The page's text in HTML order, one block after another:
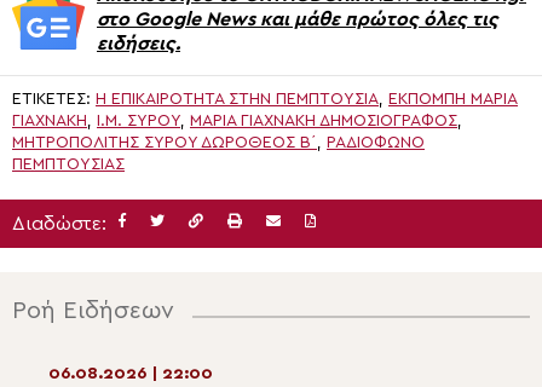
στο Google News και μάθε πρώτος όλες τις
ειδήσεις.
ΕΤΙΚΈΤΕΣ: H ΕΠΙΚΑΙΡΌΤΗΤΑ ΣΤΗΝ ΠΕΜΠΤΟΥΣΊΑ, ΕΚΠΟΜΠΉ ΜΑΡΊΑ
ΓΙΑΧΝΆΚΗ , Ι.Μ. ΣΎΡΟΥ, ΜΑΡΊΑ ΓΙΑΧΝΆΚΗ ΔΗΜΟΣΙΟΓΡΆΦΟΣ,
ΜΗΤΡΟΠΟΛΊΤΗΣ ΣΎΡΟΥ ΔΩΡΌΘΕΟΣ Β΄ , ΡΑΔΙΌΦΩΝΟ
ΠΕΜΠΤΟΥΣΊΑΣ
Διαδώστε:
Ροή Ειδήσεων
06.08.2026 | 22:00